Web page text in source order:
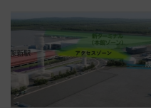
たな玄関口へ